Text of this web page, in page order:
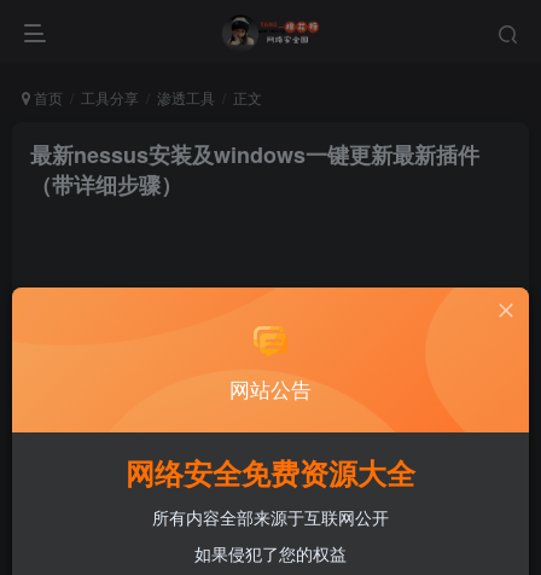
首页 工具分享 渗透工具 正文
最新nessus安装及windows一键更新最新插件
（带详细步骤）
私信
网站公告
网络安全免费资源大全
所有内容全部来源于互联网公开
如果侵犯了您的权益